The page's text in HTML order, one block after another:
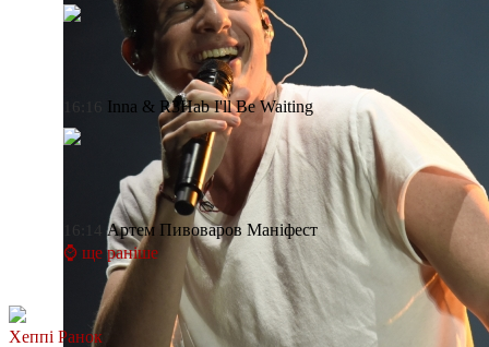
16:16 Inna & R3Hab I'll Be Waiting
16:14 Артем Пивоваров Маніфест
⌚ ще раніше
Хеппі Ранок